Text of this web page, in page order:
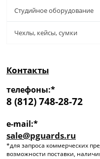
Студийное оборудование
Чехлы, кейсы, сумки
Контакты
телефоны:*
8 (812) 748-28-72
e-mail:*
sale@pguards.ru
*для запроса коммерческих
возможности поставки,